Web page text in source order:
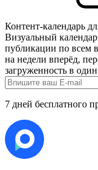
Контент-календарь
Визуальный
публикации по всем
на недели вперёд,
загруженность в один
7 дней бесплатного